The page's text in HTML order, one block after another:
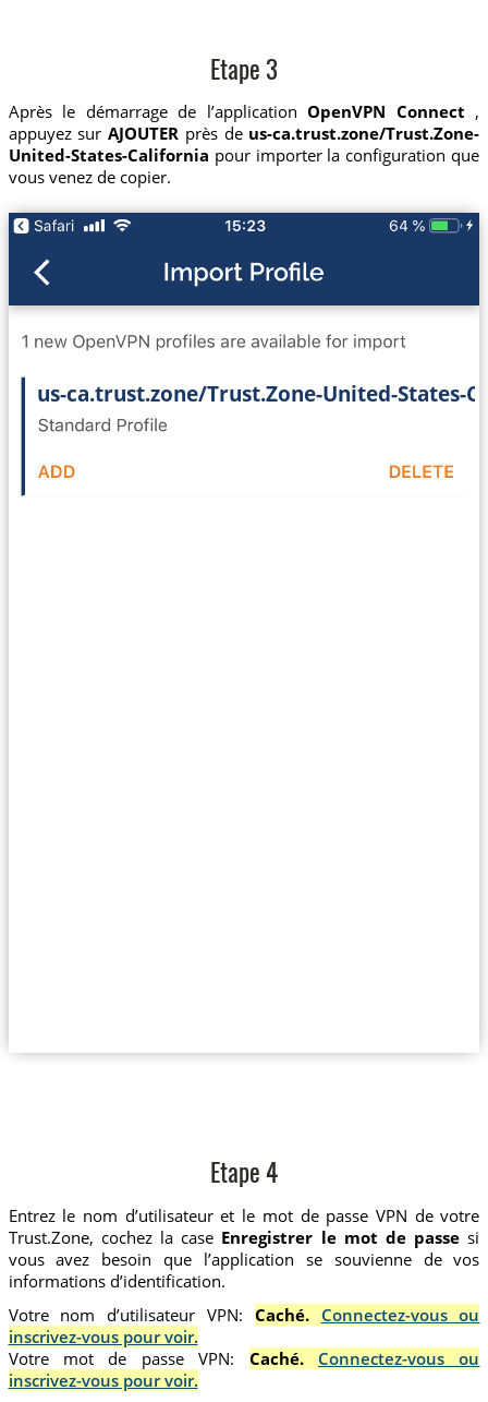
Etape 3
Après le démarrage de l’applicationOpenVPN Connect ,
appuyez surAJOUTER près de us-ca.trust.zone/Trust.Zone-
United-States-California pour importer la configuration que
vous venez de copier.
us-ca.trust.zone/Trust.Zone-United-States-
Etape 4
Entrez le nom d’utilisateur et le mot de passe VPN de votre
Trust.Zone, cochez la case Enregistrer le mot de passe si
vous avez besoin que l’application se souvienne de vos
informations d’identification.
Votre nom d’utilisateur VPN: Caché. Connectez-vous ou
inscrivez-vous pour voir.
Votre mot de passe VPN: Caché. Connectez-vous ou
inscrivez-vous pour voir.